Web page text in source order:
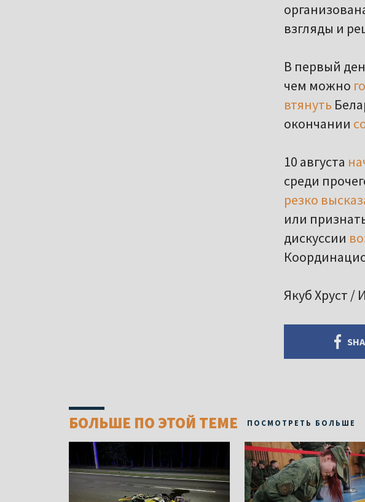
взгляды и
В первый
чем можно
втянуть
окончании
10 августа
среди
резко
или
дискуссии
Якуб Хруст /
БОЛЬШЕ ПО ЭТОЙ ТЕМЕ ПОСМОТРЕТЬ БОЛЬШЕ